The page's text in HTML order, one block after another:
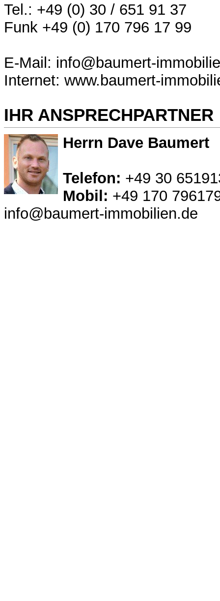
Tel.: +49 (0) 30 / 651 91 37
Funk +49 (0) 170 796 17 99
E-Mail: info@baumert-
Internet: www.baumert-
IHR ANSPRECHPARTNER
Herrn Dave Baumert
Telefon: +49 30
Mobil: +49 170
info@baumert-immobilien.de